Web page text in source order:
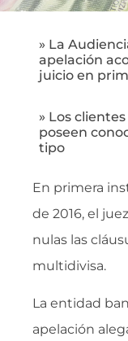
» La
apelación
juicio en
» Los
poseen
tipo
En primera
de 2016, el
nulas las
multidivisa.
La entidad
apelación